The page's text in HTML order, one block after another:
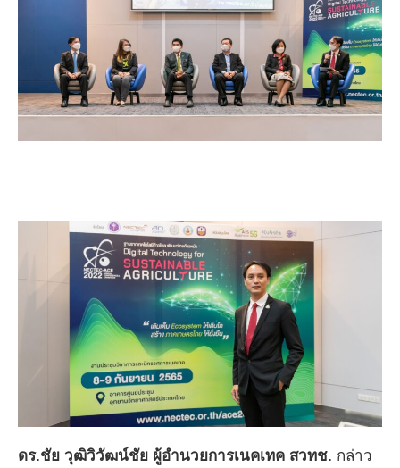
ดร.ชัย วุฒิวิวัฒน์ชัย ผู้อำนวยการเนคเทค สวทช. กล่าว